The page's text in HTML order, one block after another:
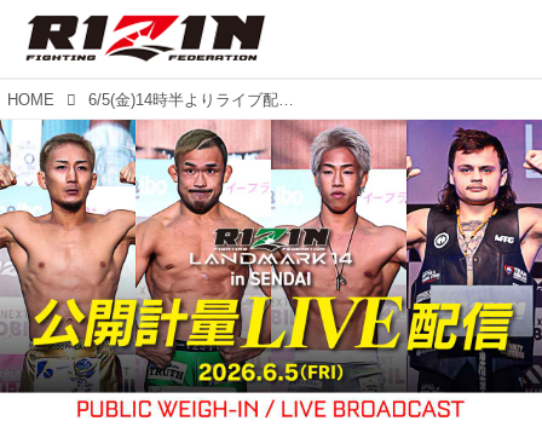
HOME 6/5(金)14時半よりライブ配信！RIZIN LANDMARK 14 in SENDAI 公開計量